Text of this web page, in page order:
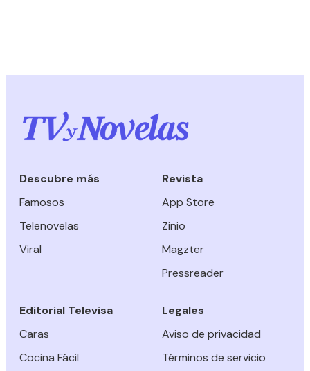
Descubre más
Famosos
Telenovelas
Viral
Revista
App Store
Zinio
Magzter
Pressreader
Editorial Televisa
Caras
Cocina Fácil
Legales
Aviso de privacidad
Términos de servicio